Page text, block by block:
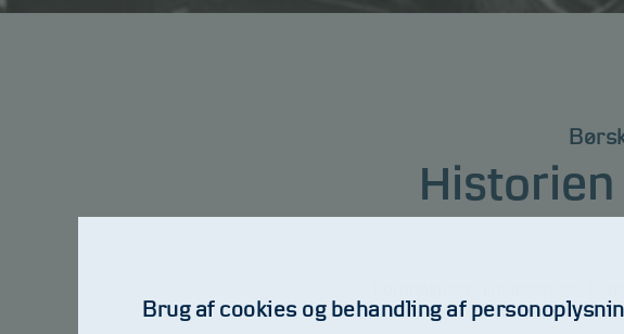
aktiekrakket i USA i 1929, der
Brug af cookies og behandling af